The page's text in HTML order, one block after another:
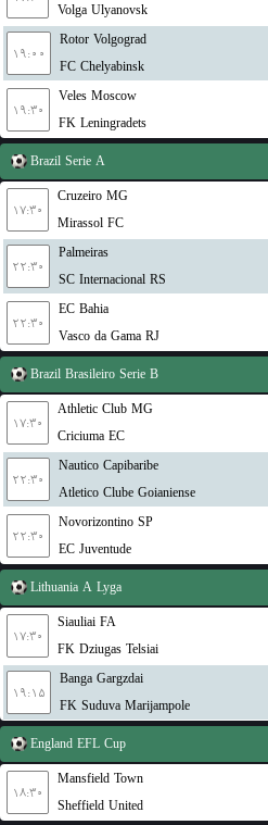
Volga Ulyanovsk
۱۹:۰۰
Rotor Volgograd
FC Chelyabinsk
۱۹:۳۰
Veles Moscow
FK Leningradets
Brazil Serie A
۱۷:۳۰
Cruzeiro MG
Mirassol FC
۲۲:۳۰
Palmeiras
SC Internacional RS
۲۲:۳۰
EC Bahia
Vasco da Gama RJ
Brazil Brasileiro Serie B
۱۷:۳۰
Athletic Club MG
Criciuma EC
۲۲:۳۰
Nautico Capibaribe
Atletico Clube Goianiense
۲۲:۳۰
Novorizontino SP
EC Juventude
Lithuania A Lyga
۱۷:۳۰
Siauliai FA
FK Dziugas Telsiai
۱۹:۱۵
Banga Gargzdai
FK Suduva Marijampole
England EFL Cup
۱۸:۳۰
Mansfield Town
Sheffield United